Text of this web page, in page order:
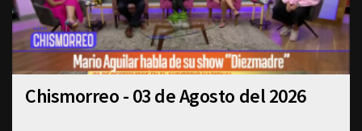
Chismorreo - 03 de Agosto del 2026